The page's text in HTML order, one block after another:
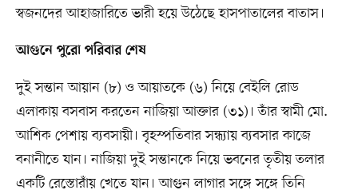
স্বজনদের আহাজারিতে ভারী হয়ে উঠেছে হাসপাতালের বাতাস।
আগুনে পুরো পরিবার শেষ
দুই সন্তান আয়ান (৮) ও আয়াতকে (৬) নিয়ে বেইলি রোড
এলাকায় বসবাস করতেন নাজিয়া আক্তার (৩১)। তাঁর স্বামী মো.
আশিক পেশায় ব্যবসায়ী। বৃহস্পতিবার সন্ধ্যায় ব্যবসার কাজে
বনানীতে যান। নাজিয়া দুই সন্তানকে নিয়ে ভবনের তৃতীয় তলার
একটি রেস্তোরাঁয় খেতে যান। আগুন লাগার সঙ্গে সঙ্গে তিনি